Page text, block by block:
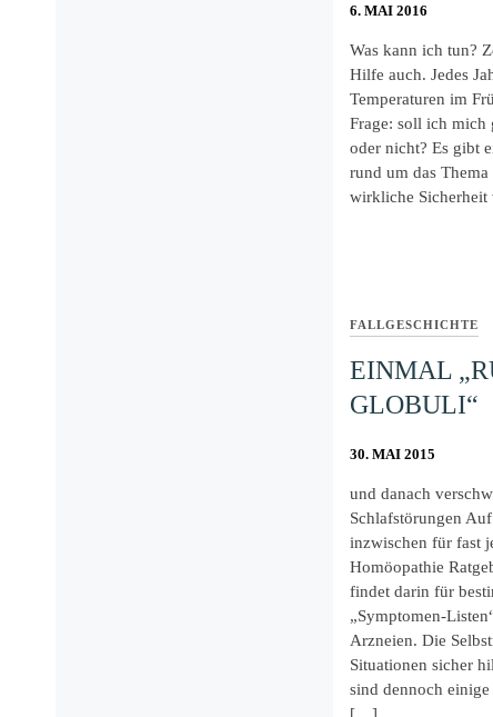
6. MAI 2016
Was kann ich tun?
Hilfe auch. Jedes
Temperaturen im
Frage: soll ich
oder nicht? Es gibt
rund um das
wirkliche
FALLGESCHICHTE
EINMAL
GLOBULI“
30. MAI 2015
und danach
Schlafstörungen
inzwischen für fast
Homöopathie
findet darin für
„Symptomen-
Arzneien. Die
Situationen sicher
sind dennoch